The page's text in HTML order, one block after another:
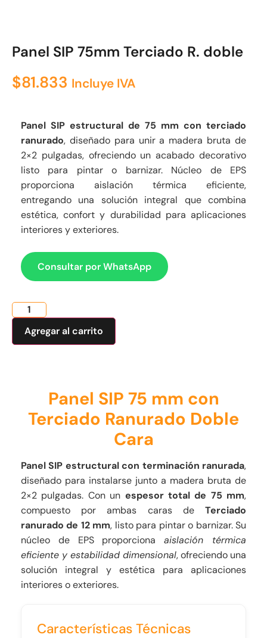
Panel SIP 75mm Terciado R. doble
$81.833 Incluye IVA
Panel SIP estructural de 75 mm con terciado
ranurado, diseñado para unir a madera bruta de
2×2 pulgadas, ofreciendo un acabado decorativo
listo para pintar o barnizar. Núcleo de EPS
proporciona aislación térmica eficiente,
entregando una solución integral que combina
estética, confort y durabilidad para aplicaciones
interiores y exteriores.
Consultar por WhatsApp
Agregar al carrito
Panel SIP 75 mm con
Terciado Ranurado Doble
Cara
Panel SIP estructural con terminación ranurada,
diseñado para instalarse junto a madera bruta de
2×2 pulgadas. Con un espesor total de 75 mm,
compuesto por ambas caras de Terciado
ranurado de 12 mm, listo para pintar o barnizar. Su
núcleo de EPS proporcionaaislación térmica
eficiente y estabilidad dimensional, ofreciendo una
solución integral y estética para aplicaciones
interiores o exteriores.
Características Técnicas